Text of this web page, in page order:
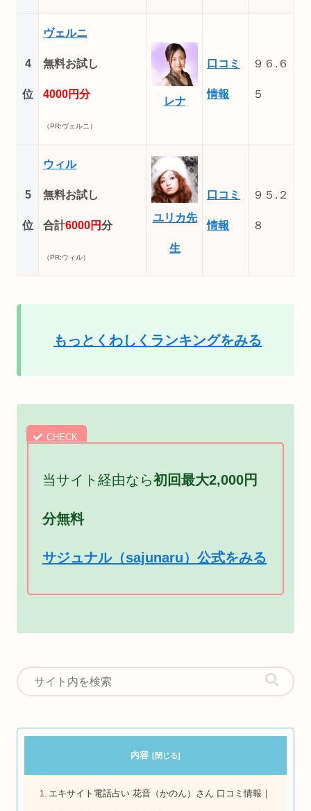
4
位
ヴェルニ
無料お試し
4000円分
（PR:ヴェルニ）
レナ
口コミ
情報
９６.６
５
5
位
ウィル
無料お試し
合計6000円分
（PR:ウィル）
ユリカ先
生
口コミ
情報
９５.２
８
もっとくわしくランキングをみる
当サイト経由なら初回最大2,000円
分無料
サジュナル（sajunaru）公式をみる
内容
エキサイト電話占い 花音（かのん）さん 口コミ情報｜